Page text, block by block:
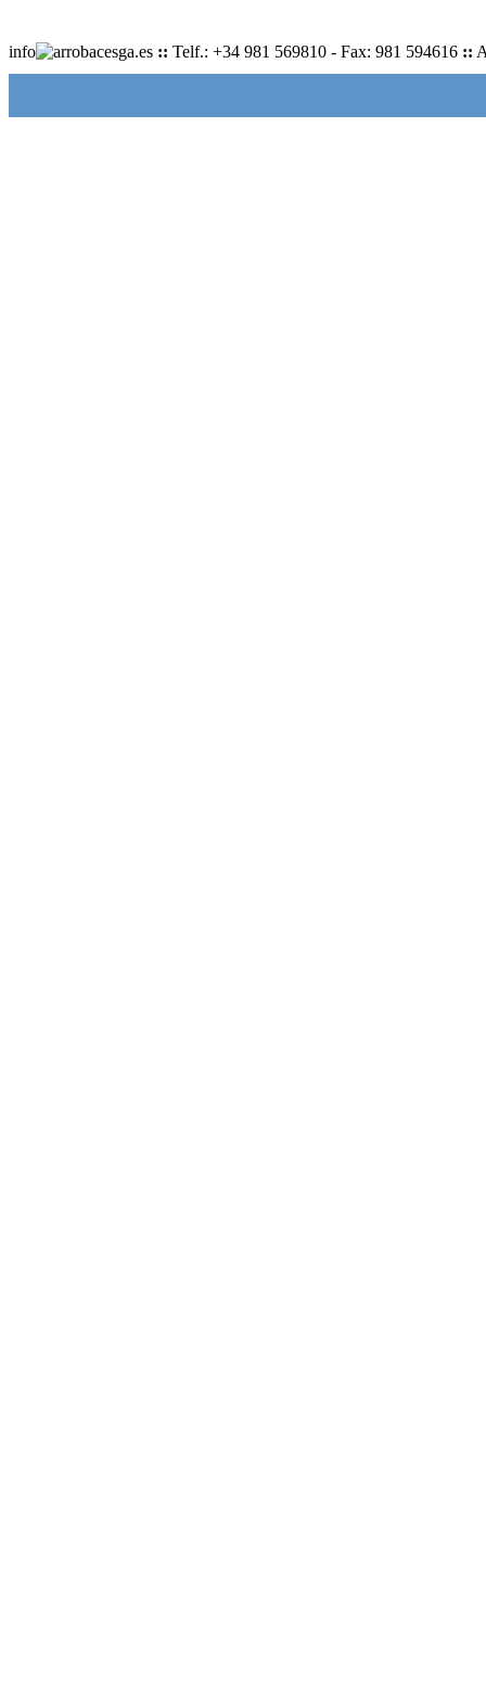
info cesga.es :: Telf.: +34 981 569810 - Fax: 981 594616 ::